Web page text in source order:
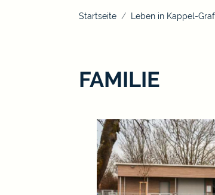
Startseite Leben in Kappel-
FAMILIE